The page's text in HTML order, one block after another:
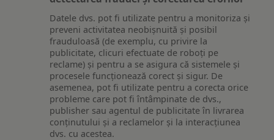
Datele dvs. pot fi utilizate pentru a monitoriza și
preveni activitatea neobișnuită și posibil
frauduloasă (de exemplu, cu privire la
publicitate, clicuri efectuate de roboți pe
reclame) și pentru a se asigura că sistemele și
procesele funcționează corect și sigur. De
asemenea, pot fi utilizate pentru a corecta orice
probleme care pot fi întâmpinate de dvs.,
publisher sau agentul de publicitate în livrarea
conținutului și a reclamelor și la interacțiunea
dvs. cu acestea.